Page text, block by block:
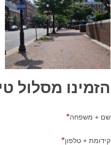
אלכסנדריה וירג'יניה
הזמינו מסלול
שם + משפחה
קידומת + טלפון